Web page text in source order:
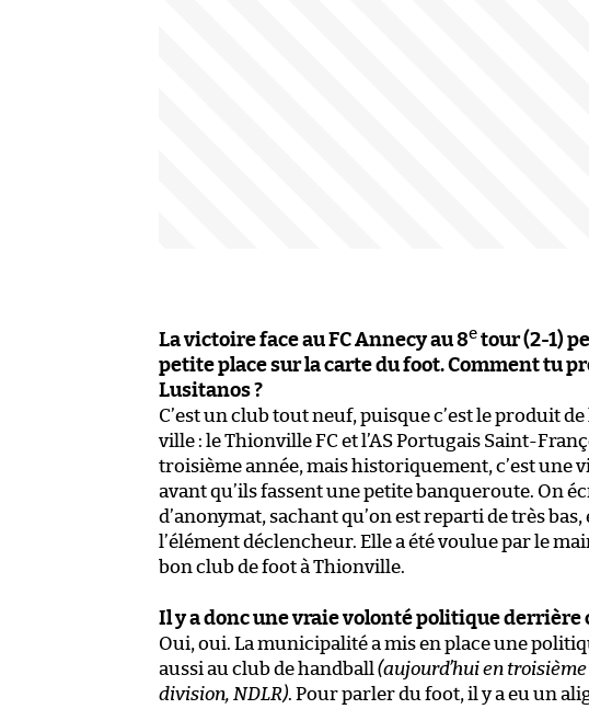
La victoire face au FC Annecy au 8e tour (2-1)
petite place sur la carte du foot. Comment tu
Lusitanos ?
C’est un club tout neuf, puisque c’est le produit
ville : le Thionville FC et l’AS Portugais Saint-
troisième année, mais historiquement, c’est une
avant qu’ils fassent une petite banqueroute. On
d’anonymat, sachant qu’on est reparti de très bas,
l’élément déclencheur. Elle a été voulue par le
bon club de foot à Thionville.
Il y a donc une vraie volonté politique derrière
Oui, oui. La municipalité a mis en place une
aussi au club de handball (aujourd’hui en
division, NDLR). Pour parler du foot, il y a eu un